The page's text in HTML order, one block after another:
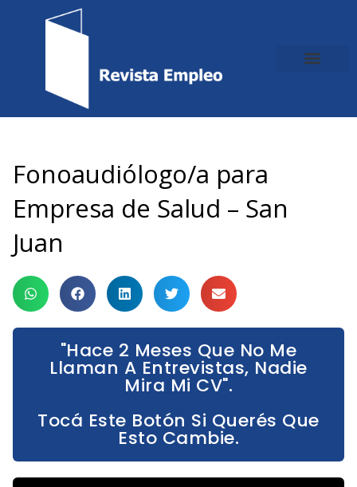
Fonoaudiólogo/a para
Empresa de Salud – San
Juan
"Hace 2 Meses Que No Me
Llaman A Entrevistas, Nadie
Mira Mi CV".
Tocá Este Botón Si Querés Que
Esto Cambie.